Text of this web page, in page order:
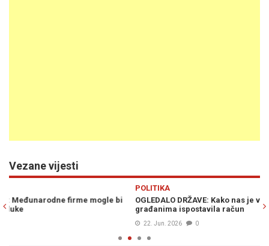
Vezane vijesti
OGLEDALO DRŽAVE: Kako nas je vlast gurnula na sivu listu, a
građanima ispostavila račun